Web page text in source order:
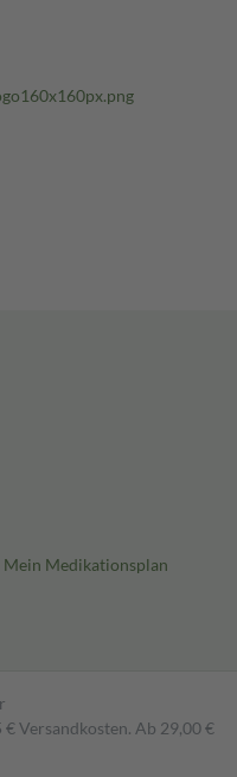
Medikationsplan
Versandkosten. Ab 29,00 €